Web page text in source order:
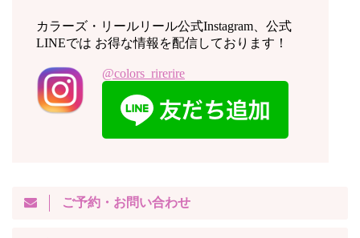
カラーズ・リールリール公式Instagram、公式
LINEでは お得な情報を配信しております！
@colors_rirerire
ご予約・お問い合わせ